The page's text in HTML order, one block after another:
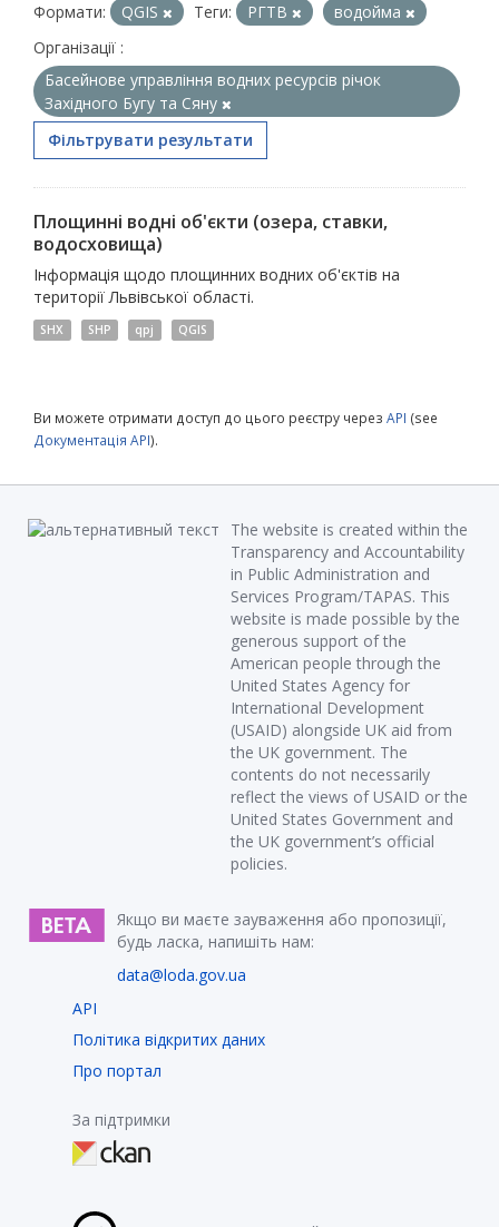
Формати: QGIS Теги: РГТВ
водойма
Організації :
Басейнове управління водних ресурсів річок
Західного Бугу та Сяну
Фільтрувати результати
Площинні водні об'єкти (озера, ставки,
водосховища)
Інформація щодо площинних водних об'єктів на
території Львівської області.
SHX SHP qpj QGIS
Ви можете отримати доступ до цього реєстру через API (see
Документація API).
The website is created within the
Transparency and Accountability
in Public Administration and
Services Program/TAPAS. This
website is made possible by the
generous support of the
American people through the
United States Agency for
International Development
(USAID) alongside UK aid from
the UK government. The
contents do not necessarily
reflect the views of USAID or the
United States Government and
the UK government’s official
policies.
Якщо ви маєте зауваження або пропозиції,
будь ласка, напишіть нам:
data@loda.gov.ua
API
Політика відкритих даних
Про портал
За підтримки